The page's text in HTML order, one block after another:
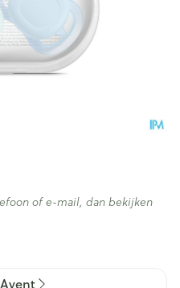
of e-mail, dan bekijken